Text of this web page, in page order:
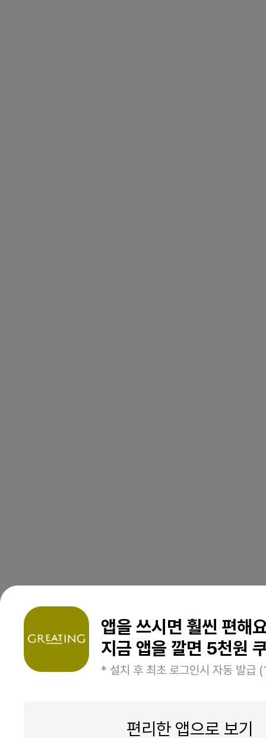
앱을 쓰시면 훨씬 편해
지금 앱을 깔면 5천원
* 설치 후 최초 로그인시 자동 발급
편리한 앱으로 보기